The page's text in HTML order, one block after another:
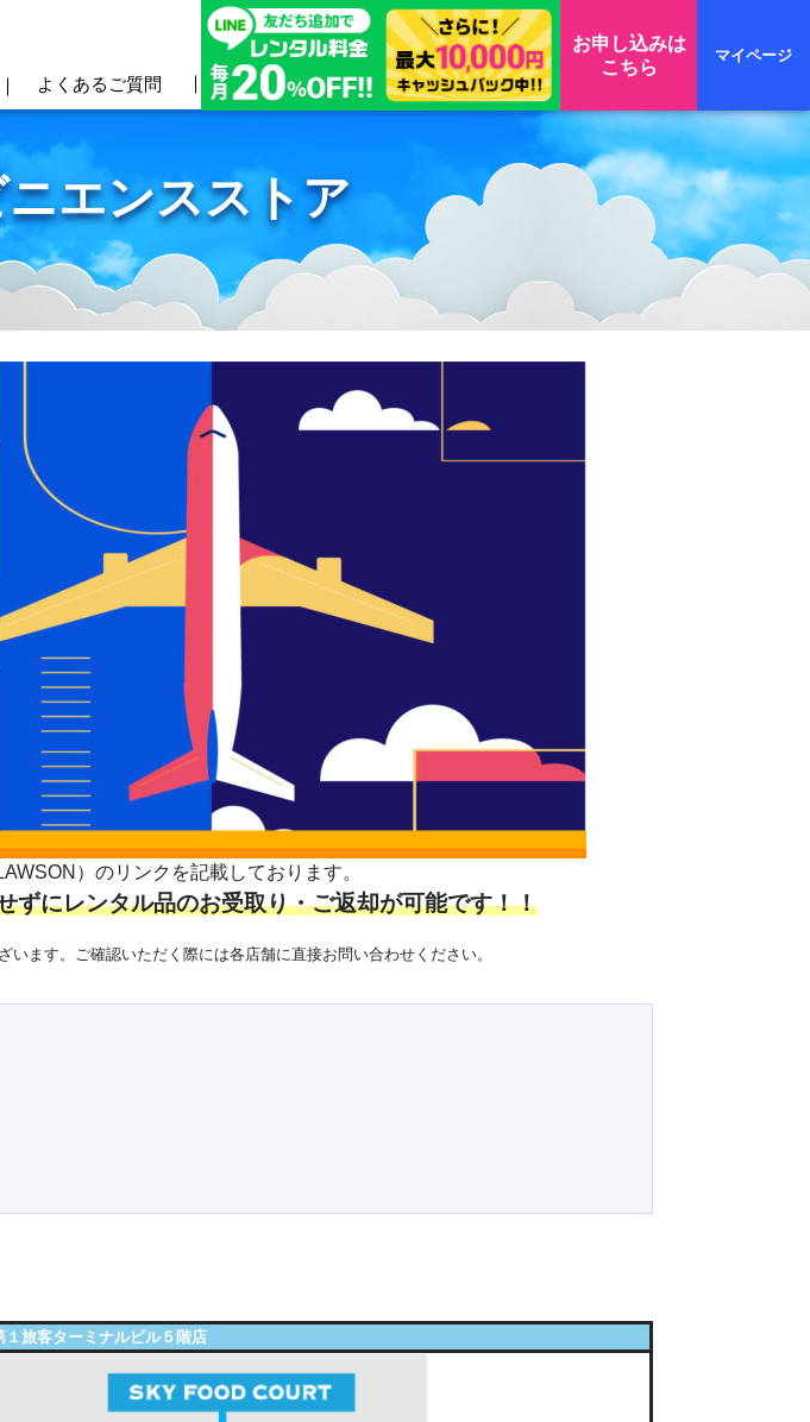
よくあるご質問
お申し込みは
こちら
マイページ
エンスストア
）のリンクを記載しております。
ずにレンタル品のお受取り・ご返却が可能です！！
ます。ご確認いただく際には各店舗に直接お問い合わせください。
旅客ターミナルビル５階店